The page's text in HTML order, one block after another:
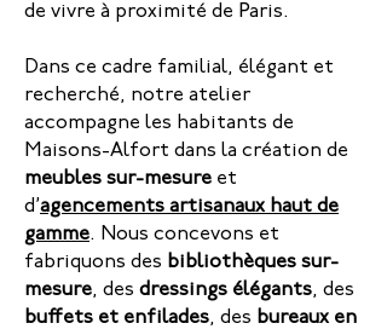
de vivre à proximité de Paris.
Dans ce cadre familial, élégant et
recherché, notre atelier
accompagne les habitants de
Maisons-Alfort dans la création de
meubles sur-mesure et
d’agencements artisanaux haut de
gamme. Nous concevons et
fabriquons des bibliothèques sur-
mesure, des dressings élégants, des
buffets et enfilades, des bureaux en